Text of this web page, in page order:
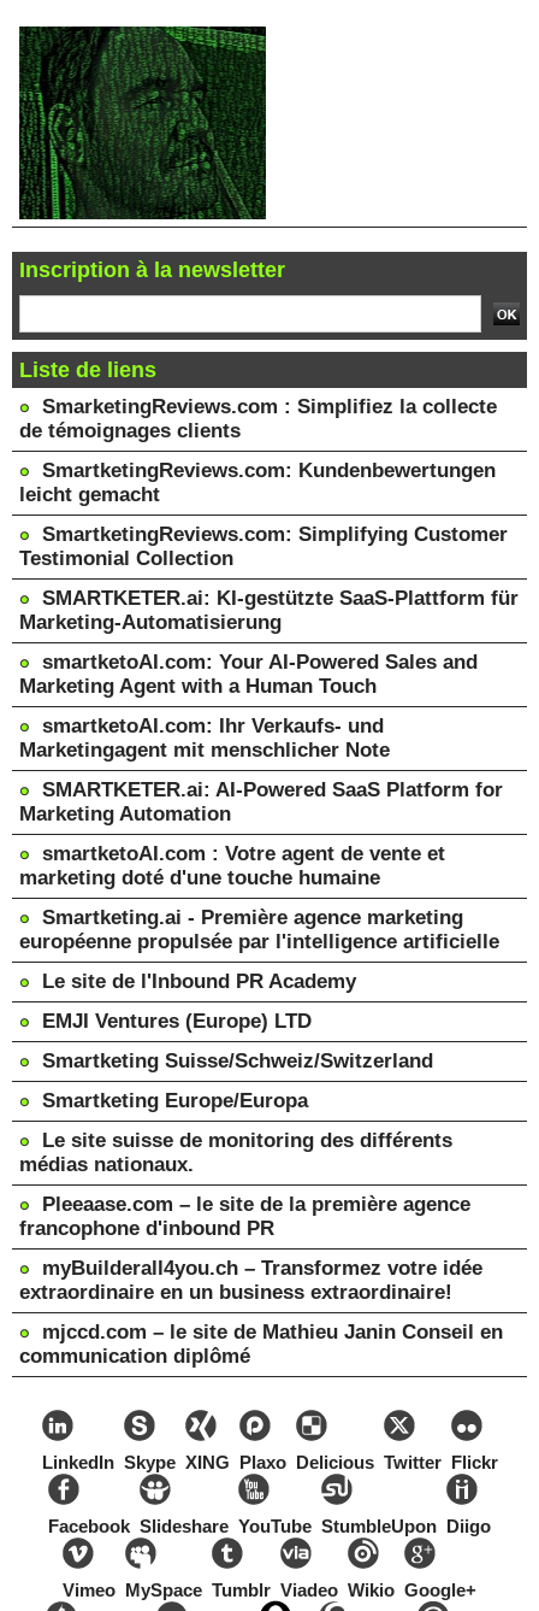
Inscription à la newsletter
Liste de liens
SmarketingReviews.com : Simplifiez la collecte
de témoignages clients
SmartketingReviews.com: Kundenbewertungen
leicht gemacht
SmartketingReviews.com: Simplifying Customer
Testimonial Collection
SMARTKETER.ai: KI-gestützte SaaS-Plattform für
Marketing-Automatisierung
smartketoAI.com: Your AI-Powered Sales and
Marketing Agent with a Human Touch
smartketoAI.com: Ihr Verkaufs- und
Marketingagent mit menschlicher Note
SMARTKETER.ai: AI-Powered SaaS Platform for
Marketing Automation
smartketoAI.com : Votre agent de vente et
marketing doté d'une touche humaine
Smartketing.ai - Première agence marketing
européenne propulsée par l'intelligence artificielle
Le site de l'Inbound PR Academy
EMJI Ventures (Europe) LTD
Smartketing Suisse/Schweiz/Switzerland
Smartketing Europe/Europa
Le site suisse de monitoring des différents
médias nationaux.
Pleeaase.com – le site de la première agence
francophone d'inbound PR
myBuilderall4you.ch – Transformez votre idée
extraordinaire en un business extraordinaire!
mjccd.com – le site de Mathieu Janin Conseil en
communication diplômé
LinkedIn Skype XING Plaxo Delicious Twitter Flickr
Facebook Slideshare YouTube StumbleUpon Diigo
Vimeo MySpace Tumblr Viadeo Wikio Google+